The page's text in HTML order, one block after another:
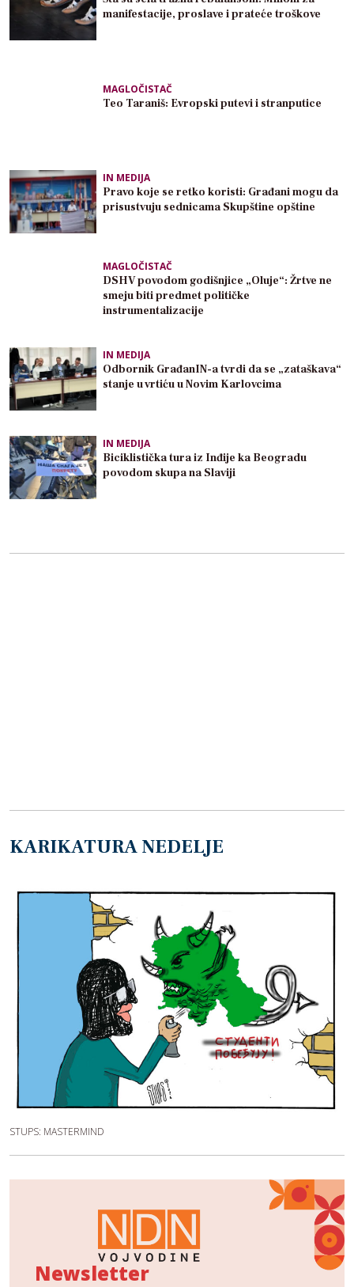
manifestacije, proslave i prateće troškove
MAGLOČISTAČ
Teo Taraniš: Evropski putevi i stranputice
IN MEDIJA
Pravo koje se retko koristi: Građani mogu da
prisustvuju sednicama Skupštine opštine
MAGLOČISTAČ
DSHV povodom godišnjice „Oluje“: Žrtve ne
smeju biti predmet političke
instrumentalizacije
IN MEDIJA
Odbornik GrađanIN-a tvrdi da se „zataškava“
stanje u vrtiću u Novim Karlovcima
IN MEDIJA
Biciklistička tura iz Inđije ka Beogradu
povodom skupa na Slaviji
KARIKATURA NEDELJE
STUPS: MASTERMIND
Newsletter